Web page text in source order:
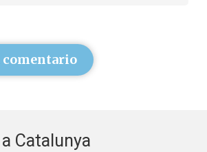
comentario
Catalunya